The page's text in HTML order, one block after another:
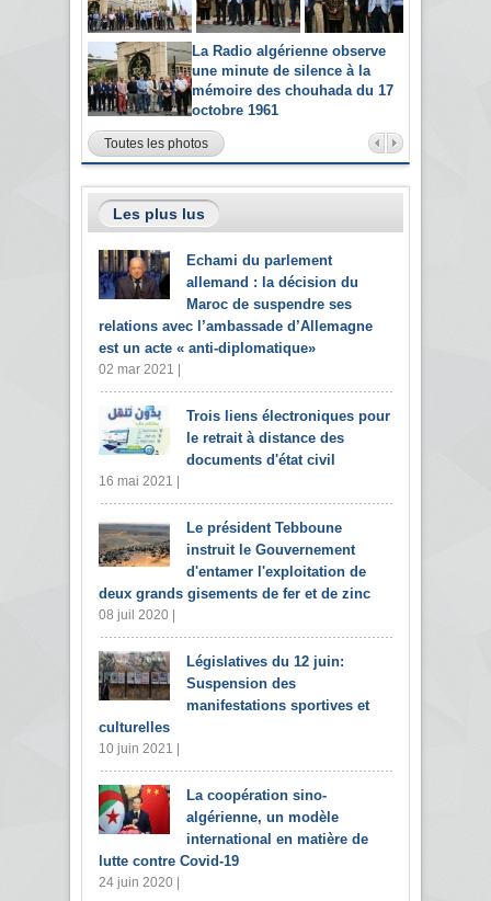
La Radio algérienne observe
une minute de silence à la
mémoire des chouhada du 17
octobre 1961
Toutes les photos
Les plus lus
Echami du parlement
allemand : la décision du
Maroc de suspendre ses
relations avec l’ambassade d’Allemagne
est un acte « anti-diplomatique»
02 mar 2021 |
Trois liens électroniques pour
le retrait à distance des
documents d'état civil
16 mai 2021 |
Le président Tebboune
instruit le Gouvernement
d'entamer l'exploitation de
deux grands gisements de fer et de zinc
08 juil 2020 |
Législatives du 12 juin:
Suspension des
manifestations sportives et
culturelles
10 juin 2021 |
La coopération sino-
algérienne, un modèle
international en matière de
lutte contre Covid-19
24 juin 2020 |